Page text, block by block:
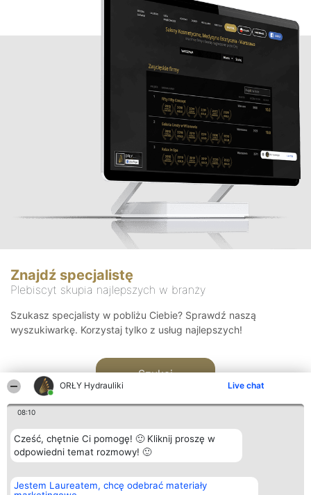
ORŁY Hydrauliki Live chat
08:10
Cześć, chętnie Ci pomogę! 🙂 Kliknij proszę w
odpowiedni temat rozmowy! 🙂
Jestem Laureatem, chcę odebrać materiały
Znajdź specjalistę
Plebiscyt skupia najlepszych w branży
Szukasz specjalisty w pobliżu Ciebie? Sprawdź naszą
wyszukiwarkę. Korzystaj tylko z usług najlepszych!
Szukaj
Organizator plebiscytu
Bright Side Solutions sp. z o.
Plebiscyt
Laureaci
Kontakt
Kontakt